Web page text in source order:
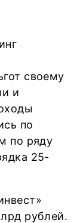
своему
и
по
по ряду
25-
рублей.